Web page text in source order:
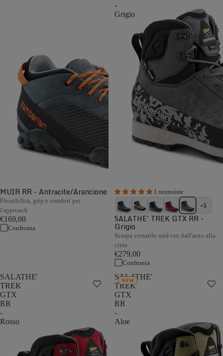
MUIR RR - Antracite/Arancione
Flessibilità, grip e comfort per
l'approach
€169,00
Confronta
-
Grigio
1 recensione
+1
SALATHE' TREK GTX RR -
Grigio
Scarpa versatile mid-cut dall'auto alla
cima
€279,00
Confronta
SALATHE'
TREK
GTX
RR
-
Rosso
SALATHE'
TREK
GTX
RR
-
Aloe
NEW